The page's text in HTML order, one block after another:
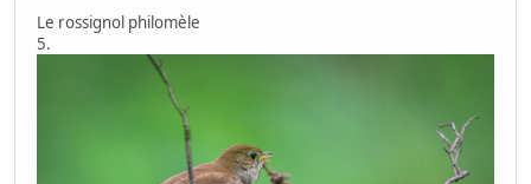
Le rossignol philomèle
5.